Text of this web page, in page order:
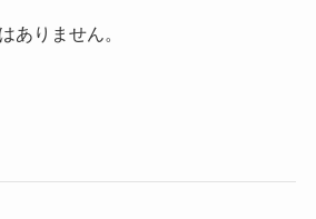
ありません。